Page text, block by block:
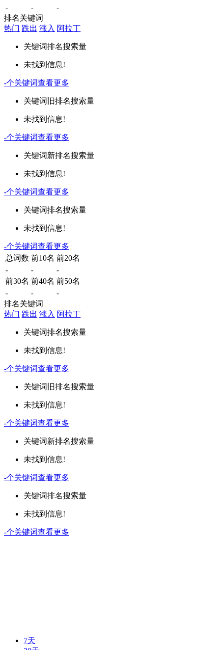
-
-
-
排名关键词
热门 跌出 涨入 阿拉丁
关键词排名搜索量
未找到信息!
-个关键词查看更多
关键词 旧排名搜索量
未找到信息!
-个关键词查看更多
关键词新排名搜索量
未找到信息!
-个关键词查看更多
关键词排名搜索量
未找到信息!
-个关键词查看更多
总词数 前10名 前20名
-
-
-
前30名 前40名 前50名
-
-
-
排名关键词
热门 跌出 涨入 阿拉丁
关键词排名搜索量
未找到信息!
-个关键词查看更多
关键词 旧排名搜索量
未找到信息!
-个关键词查看更多
关键词新排名搜索量
未找到信息!
-个关键词查看更多
关键词排名搜索量
未找到信息!
-个关键词查看更多
7天